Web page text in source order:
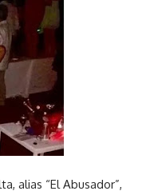
alias “El Abusador”,